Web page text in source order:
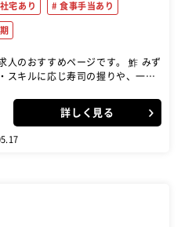
宅あり 食事手当あり
おすすめページです。 鮓 みず
スキルに応じ寿司の握りや、一品
の経験を活かしつつ、食材の目利
詳しく見る